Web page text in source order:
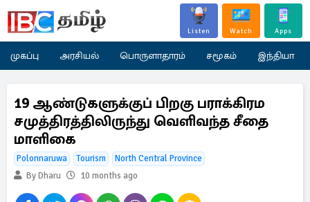
Listen Watch Apps
முகப்பு அரசியல் பொருளாதாரம் சமூகம் இந்தியா
19 ஆண்டுகளுக்குப் பிறகு பராக்கிரம
சமுத்திரத்திலிருந்து வெளிவந்த சீதை
மாளிகை
Polonnaruwa Tourism
North Central Province
By Dharu
10 months ago